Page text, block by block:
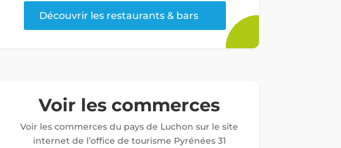
Découvrir les restaurants & bars
Voir les commerces
Voir les commerces du pays de Luchon sur le site
internet de l’office de tourisme Pyrénées 31